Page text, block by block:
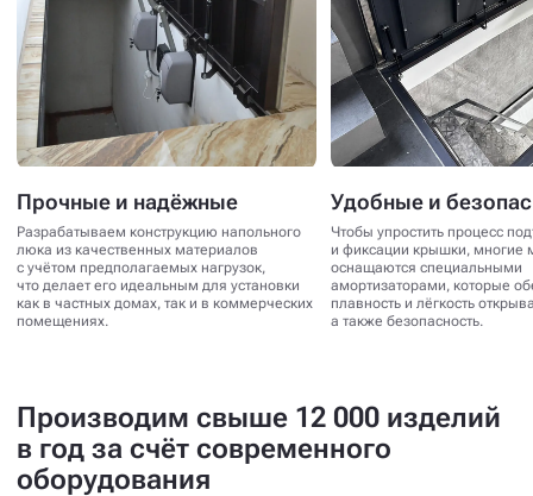
Прочные и надёжные
Разрабатываем конструкцию напольного
люка из качественных материалов
с учётом предполагаемых нагрузок,
что делает его идеальным для установки
как в частных домах, так и в коммерческих
помещениях.
Удобные и
Чтобы упростить процесс
и фиксации крышки, многие
оснащаются специальными
амортизаторами, которые
плавность и лёгкость
а также безопасность.
Производим свыше 12 000 изделий
в год за счёт современного
оборудования